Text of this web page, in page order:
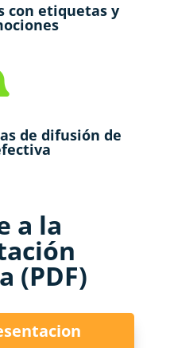
con etiquetas y
de difusión de
a la
(PDF)